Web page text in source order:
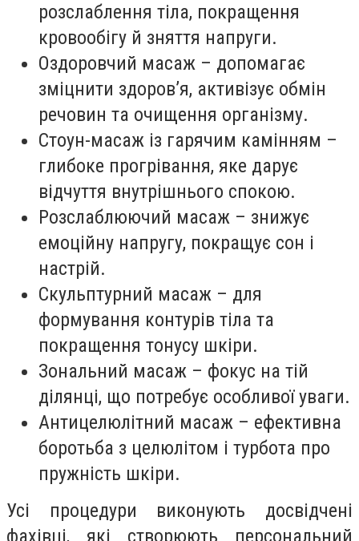
розслаблення тіла, покращення
кровообігу й зняття напруги.
Оздоровчий масаж – допомагає
зміцнити здоров’я, активізує обмін
речовин та очищення організму.
Стоун-масаж із гарячим камінням –
глибоке прогрівання, яке дарує
відчуття внутрішнього спокою.
Розслаблюючий масаж – знижує
емоційну напругу, покращує сон і
настрій.
Скульптурний масаж – для
формування контурів тіла та
покращення тонусу шкіри.
Зональний масаж – фокус на тій
ділянці, що потребує особливої уваги.
Антицелюлітний масаж – ефективна
боротьба з целюлітом і турбота про
пружність шкіри.
Усі процедури виконують досвідчені
фахівці, які створюють персональний